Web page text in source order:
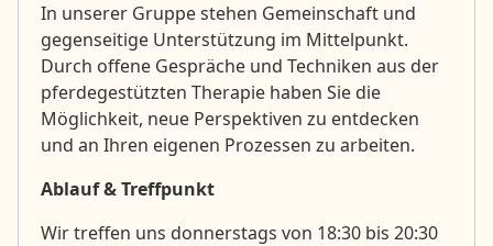
In unserer Gruppe stehen Gemeinschaft und
gegenseitige Unterstützung im Mittelpunkt.
Durch offene Gespräche und Techniken aus der
pferdegestützten Therapie haben Sie die
Möglichkeit, neue Perspektiven zu entdecken
und an Ihren eigenen Prozessen zu arbeiten.
Ablauf & Treffpunkt
Wir treffen uns donnerstags von 18:30 bis 20:30